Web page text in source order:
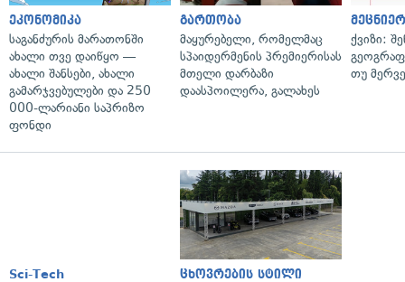
ეკონომიკა
საგანძურის მარათონში
ახალი თვე დაიწყო —
ახალი შანსები, ახალი
გამარჯვებულები და 250
000-ლარიანი საპრიზო
ფონდი
გართობა
მაყურებელი, რომელმაც
სპაიდერმენის პრემიერისას
მთელი დარბაზი
დაასპოილერა, გალახეს
ქვიზი:
თუ
Sci-Tech ცხოვრების სტილი